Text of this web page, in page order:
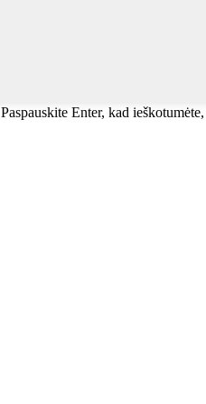
Paspauskite Enter, kad